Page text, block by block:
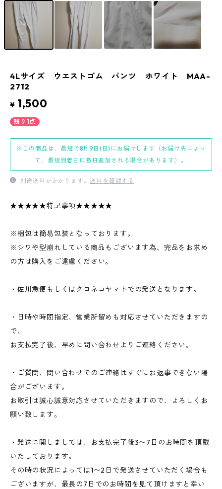
4Lサイズ ウエストゴム パンツ ホワイト MAA-
2712
¥ 1,500
残り1点
※この商品は、最短で8月9日(日)にお届けします（お届け先によっ
て、最短到着日に数日追加される場合があります）。
別途送料がかかります。送料を確認する
★★★★★特記事項★★★★★
※梱包は簡易包装となっております。
※シワや型崩れしている商品もございます為、完品をお求め
の方は購入をご遠慮ください。
・佐川急便もしくはクロネコヤマトでの発送となります。
・日時や時間指定、営業所留めも対応させていただきますの
で、
お支払完了後、早めに問い合わせよりご連絡ください。
・ご質問、問い合わせでのご連絡はすぐにお返事できない場
合がございます。
お取引は誠心誠意対応させていただきますので、よろしくお
願い致します。
・発送に関しましては、お支払完了後3〜7日のお時間を頂戴
いたしております。
その時の状況によっては1〜2日で発送させていただく場合も
ございますが、最長の7日でのお時間を見て頂けますと幸い